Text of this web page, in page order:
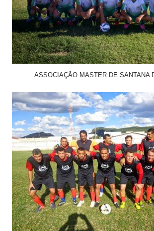
ASSOCIAÇÃO MASTER DE SANTANA